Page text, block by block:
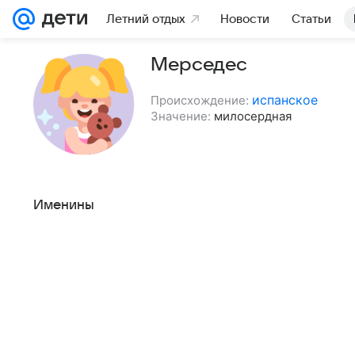
Летний отдых Новости Статьи
Мерседес
Происхождение: испанское
Значение: милосердная
Именины